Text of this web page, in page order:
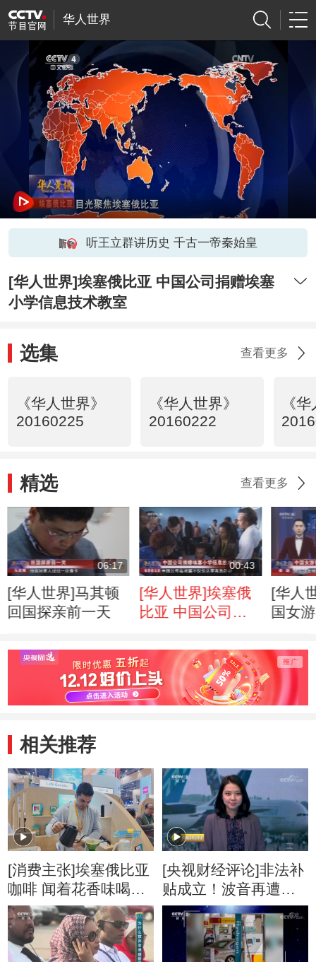
华人世界
听王立群讲历史 千古一帝秦始皇
[华人世界]埃塞俄比亚 中国公司捐赠埃塞
小学信息技术教室
选集 查看更多
《华人世界》
20160225
《华人世界》
20160222
《
精选 查看更多
06:17
[华人世界]马其顿
回国探亲前一天
00:43
[华人世界]埃塞俄
比亚 中国公司捐
术教室
[华人
国女
相关推荐
[消费主张]埃塞俄比亚
咖啡 闻着花香味喝着
果香味
[央视财经评论]非法补
贴成立！波音再遭重
创？